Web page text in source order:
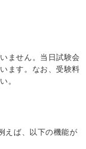
ません。当日試験会
ます。なお、受験料
。
えば、以下の機能が